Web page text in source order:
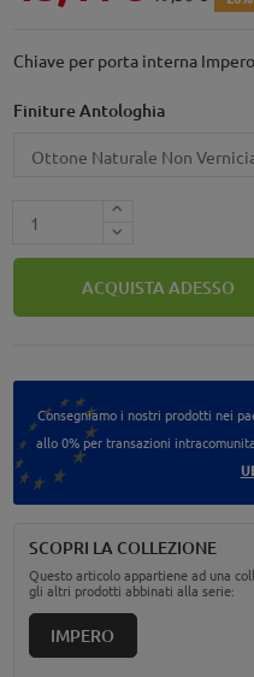
Chiave per porta interna
Finiture Antologhia
ACQUISTA ADESSO
Consegniamo i nostri prodotti nei
allo 0% per transazioni
SCOPRI LA COLLEZIONE
Questo articolo appartiene ad una
gli altri prodotti abbinati alla serie:
IMPERO